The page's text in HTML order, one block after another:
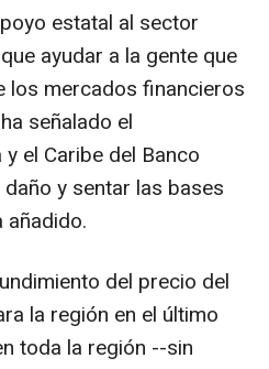
estatal al sector
ayudar a la gente que
los mercados financieros
señalado el
el Caribe del Banco
y sentar las bases
añadido.
del precio del
la región en el último
toda la región --sin